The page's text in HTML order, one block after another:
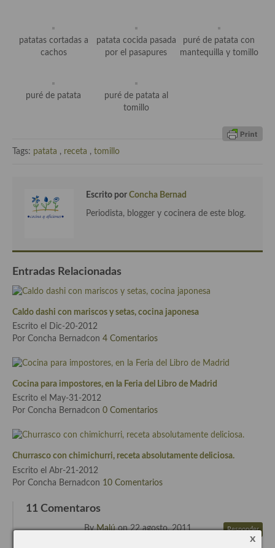
Entrantes y primeros platos
Ensaladas
Gazpachos, salmorejos, sopas y cremas frías
Pasta
Legumbres y cereales
Masas elaboradas con harina, pizzas, quiches y demás
Plato principal
Aves
Postres y dulces
Salazones y encurtidos
patatas cortadas a
cachos
patata cocida pasada
por el pasapures
puré de patata con
mantequilla y tomillo
puré de patata
puré de patata al
tomillo
Tags: patata , receta , tomillo
Escrito por Concha Bernad
Periodista, blogger y cocinera de este blog.
Entradas Relacionadas
Caldo dashi con mariscos y setas, cocina japonesa
Escrito el Dic-20-2012
Por Concha Bernadcon 4 Comentarios
Cocina para impostores, en la Feria del Libro de Madrid
Escrito el May-31-2012
Por Concha Bernadcon 0 Comentarios
Churrasco con chimichurri, receta absolutamente deliciosa.
Escrito el Abr-21-2012
Por Concha Bernadcon 10 Comentarios
11 Comentaros
ByMalúon 22 agosto, 2011 Responder
x